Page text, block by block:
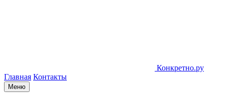
Конкретно.ру
Главная Контакты
Меню